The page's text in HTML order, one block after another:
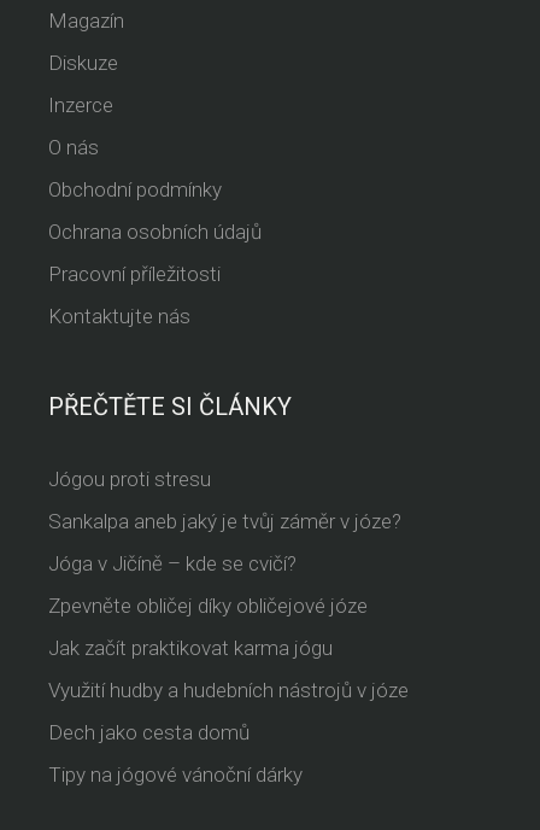
Magazín
Diskuze
Inzerce
O nás
Obchodní podmínky
Ochrana osobních údajů
Pracovní příležitosti
Kontaktujte nás
PŘEČTĚTE SI ČLÁNKY
Jógou proti stresu
Sankalpa aneb jaký je tvůj záměr v józe?
Jóga v Jičíně – kde se cvičí?
Zpevněte obličej díky obličejové józe
Jak začít praktikovat karma jógu
Využití hudby a hudebních nástrojů v józe
Dech jako cesta domů
Tipy na jógové vánoční dárky